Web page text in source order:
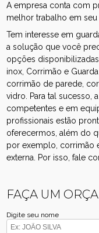
A empresa conta com
melhor trabalho em seu
Tem interesse em
a solução que você
opções
inox, Corrimão e
corrimão de parede,
vidro. Para tal sucesso,
competentes e em
profissionais estão
oferecermos, além do
por exemplo, corrimão
externa. Por isso, fale
FAÇA UM
Digite seu nome